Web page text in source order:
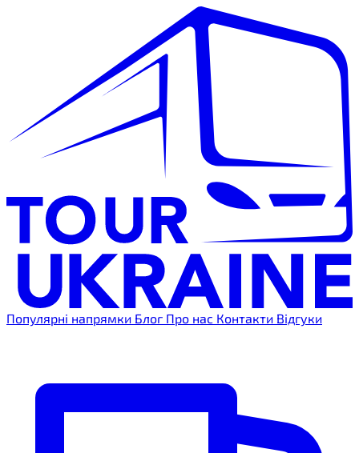
Популярні напрямки Блог Про нас Контакти Відгуки